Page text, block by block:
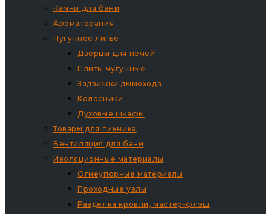
Камни для бани
Ароматерапия
Чугунное литьё
Дверцы для печей
Плиты чугунные
Задвижки дымохода
Колосники
Духовые шкафы
Товары для пикника
Вентиляция для бани
Изоляционные материалы
Огнеупорные материалы
Проходные узлы
Разделка кровли, мастер-флэш